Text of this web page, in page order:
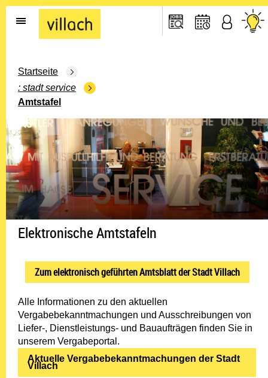
Gehe zur Startseite
Startseite
stadt service
Amtstafel
Elektronische Amtstafeln
Zum elektronisch geführten Amtsblatt der Stadt Villach
Alle Informationen zu den aktuellen
Vergabebekanntmachungen und Ausschreibungen von
Liefer-, Dienstleistungs- und Bauaufträgen finden Sie in
unserem Vergabeportal.
Aktuelle Vergabebekanntmachungen der Stadt
Villach